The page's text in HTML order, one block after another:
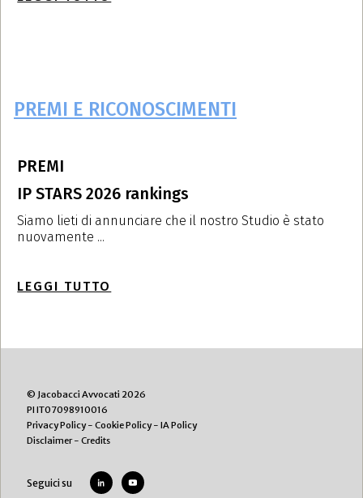
PREMI E RICONOSCIMENTI
PREMI
IP STARS 2026 rankings
Siamo lieti di annunciare che il nostro Studio è stato
nuovamente ...
LEGGI TUTTO
© Jacobacci Avvocati 2026
PI IT07098910016
Privacy Policy- Cookie Policy- IA Policy
Disclaimer- Credits
Seguici su